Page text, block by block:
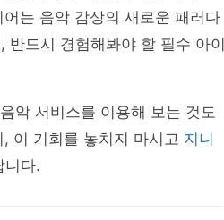
는 음악 감상의 새로운 패러다
반드시 경험해봐야 할 필수 아이
악 서비스를 이용해 보는 것도
이 기회를 놓치지 마시고 지니
니다.